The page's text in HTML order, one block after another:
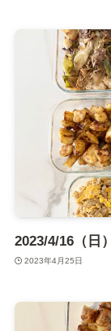
2023/4/16（日
2023年4月25日